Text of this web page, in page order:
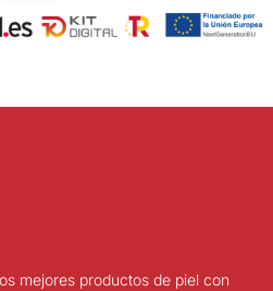
mejores productos de piel con